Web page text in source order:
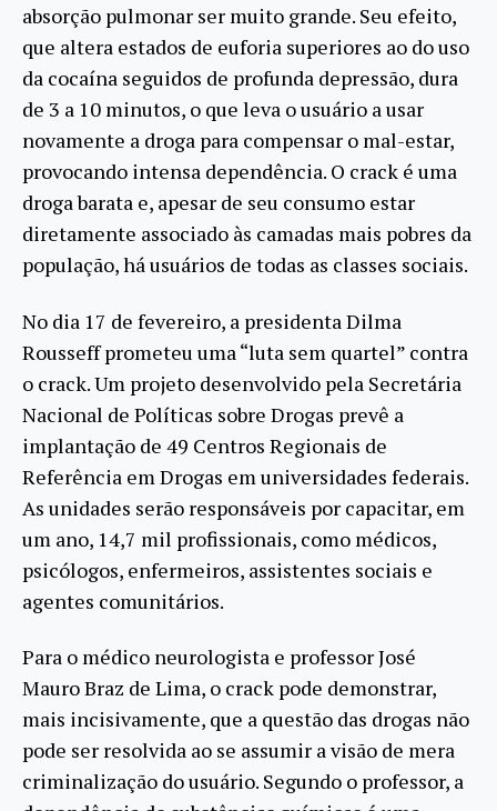
absorção pulmonar ser muito grande. Seu efeito,
que altera estados de euforia superiores ao do uso
da cocaína seguidos de profunda depressão, dura
de 3 a 10 minutos, o que leva o usuário a usar
novamente a droga para compensar o mal-estar,
provocando intensa dependência. O crack é uma
droga barata e, apesar de seu consumo estar
diretamente associado às camadas mais pobres da
população, há usuários de todas as classes sociais.
No dia 17 de fevereiro, a presidenta Dilma
Rousseff prometeu uma “luta sem quartel” contra
o crack. Um projeto desenvolvido pela Secretária
Nacional de Políticas sobre Drogas prevê a
implantação de 49 Centros Regionais de
Referência em Drogas em universidades federais.
As unidades serão responsáveis por capacitar, em
um ano, 14,7 mil profissionais, como médicos,
psicólogos, enfermeiros, assistentes sociais e
agentes comunitários.
Para o médico neurologista e professor José
Mauro Braz de Lima, o crack pode demonstrar,
mais incisivamente, que a questão das drogas não
pode ser resolvida ao se assumir a visão de mera
criminalização do usuário. Segundo o professor, a